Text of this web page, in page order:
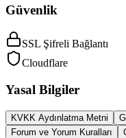
Güvenlik
SSL Şifreli Bağlantı
Cloudflare
Yasal Bilgiler
KVKK Aydınlatma Metni
Forum ve Yorum Kuralları